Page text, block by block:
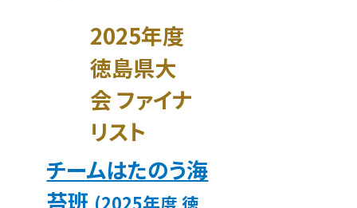
2025年度
徳島県大
会 ファイナ
リスト
チームはたのう海
苔班 (2025年度 徳